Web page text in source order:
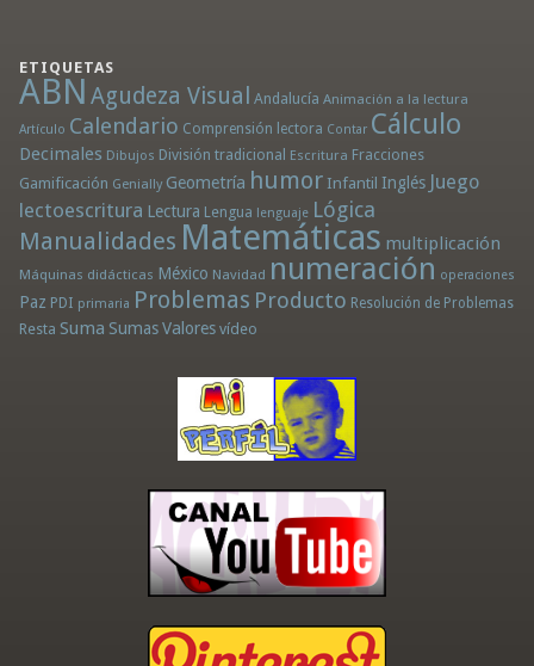
ETIQUETAS
ABN Agudeza Visual Andalucía Animación a la lectura
Artículo Calendario Comprensión lectora Contar Cálculo
Decimales Dibujos División tradicional Escritura Fracciones
Gamificación Genially Geometría humor Infantil Inglés Juego
lectoescritura Lectura Lengua lenguaje Lógica
Manualidades Matemáticas multiplicación
Máquinas didácticas México Navidad numeración operaciones
Paz PDI primaria Problemas Producto Resolución de Problemas
Resta Suma Sumas Valores vídeo